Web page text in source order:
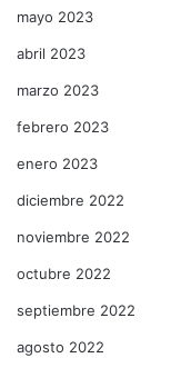
mayo 2023
abril 2023
marzo 2023
febrero 2023
enero 2023
diciembre 2022
noviembre 2022
octubre 2022
septiembre 2022
agosto 2022